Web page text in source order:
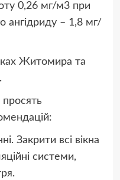
0,26 мг/м3 при
ангідриду – 1,8 мг/
Житомира та
Закрити всі вікна
системи,